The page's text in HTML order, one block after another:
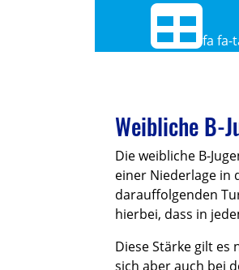
fa fa-
Weibliche B-
Die weibliche B-
einer Niederlage in
darauffolgenden
hierbei, dass in
Diese Stärke gilt es
sich aber auch bei